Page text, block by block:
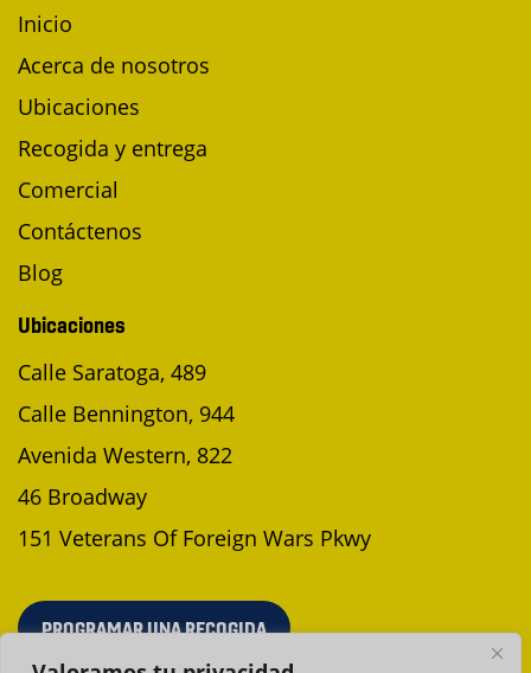
Inicio
Acerca de nosotros
Ubicaciones
Recogida y entrega
Comercial
Contáctenos
Blog
Ubicaciones
Calle Saratoga, 489
Calle Bennington, 944
Avenida Western, 822
46 Broadway
151 Veterans Of Foreign Wars Pkwy
PROGRAMAR UNA RECOGIDA